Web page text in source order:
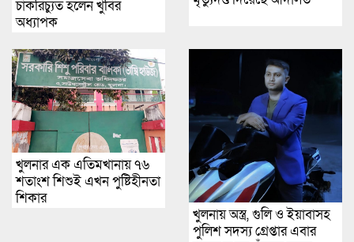
চাকরিচ্যুত হলেন খুবির
অধ্যাপক
খুলনার এক এতিমখানায় ৭৬
শতাংশ শিশুই এখন পুষ্টিহীনতা
শিকার
খুলনায় অস্ত্র, গুলি ও ইয়াবাসহ
পুলিশ সদস্য গ্রেপ্তার এবার